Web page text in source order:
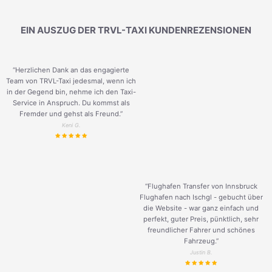
EIN AUSZUG DER TRVL-TAXI KUNDENREZENSIONEN
“Herzlichen Dank an das engagierte
Team von TRVL-Taxi jedesmal, wenn ich
in der Gegend bin, nehme ich den Taxi-
Service in Anspruch. Du kommst als
Fremder und gehst als Freund.”
Keni G.
“Flughafen Transfer von Innsbruck
Flughafen nach Ischgl - gebucht über
die Website - war ganz einfach und
perfekt, guter Preis, pünktlich, sehr
freundlicher Fahrer und schönes
Fahrzeug.”
Justin B.